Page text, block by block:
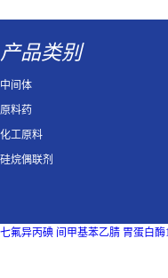
产品类别
中间体
原料药
化工原料
硅烷偶联剂
七氟异丙碘 间甲基苯乙腈 胃蛋白酶